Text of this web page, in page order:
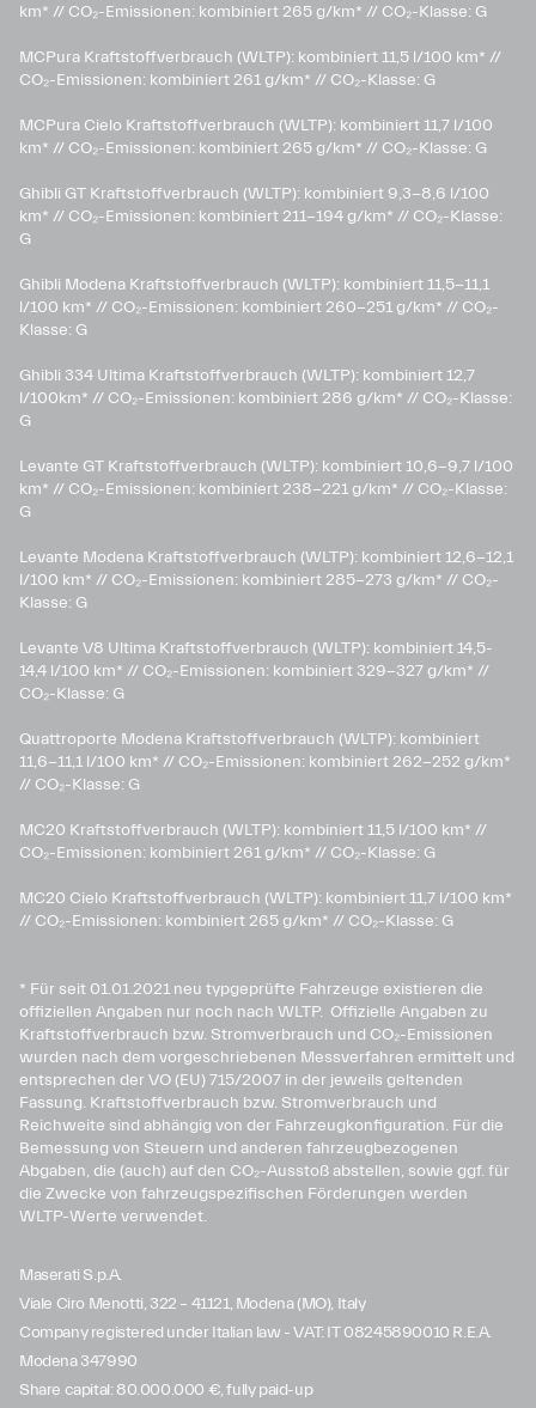
km* // CO₂-Emissionen: kombiniert 265 g/km* // CO₂-Klasse: G
MCPura Kraftstoffverbrauch (WLTP): kombiniert 11,5 l/100 km* //
CO₂-Emissionen: kombiniert 261 g/km* // CO₂-Klasse: G
MCPura Cielo Kraftstoffverbrauch (WLTP): kombiniert 11,7 l/100
km* // CO₂-Emissionen: kombiniert 265 g/km* // CO₂-Klasse: G
Ghibli GT Kraftstoffverbrauch (WLTP): kombiniert 9,3-8,6 l/100
km* // CO₂-Emissionen: kombiniert 211-194 g/km* // CO₂-Klasse:
G
Ghibli Modena Kraftstoffverbrauch (WLTP): kombiniert 11,5-11,1
l/100 km* // CO₂-Emissionen: kombiniert 260-251 g/km*​ // CO₂-
Klasse: G​
Ghibli 334 Ultima Kraftstoffverbrauch (WLTP): kombiniert 12,7
l/100km* // CO₂-Emissionen: kombiniert 286 g/km* // CO₂-Klasse:
G
Levante GT Kraftstoffverbrauch (WLTP): kombiniert 10,6-9,7 l/100
km* // CO₂-Emissionen: kombiniert 238-221 g/km* ​// CO₂-Klasse:
G​
Levante Modena Kraftstoffverbrauch (WLTP): kombiniert 12,6-12,1
l/100 km* // CO₂-Emissionen: kombiniert 285-273 g/km*​ // CO₂-
Klasse: G
​Levante V8 Ultima Kraftstoffverbrauch (WLTP): kombiniert 14,5-
14,4 l/100 km* // CO₂-Emissionen: kombiniert 329-327 g/km* //
CO₂-Klasse: G
Quattroporte Modena Kraftstoffverbrauch (WLTP): kombiniert
11,6-11,1 l/100 km* // CO₂-Emissionen: kombiniert 262-252 g/km*
// CO₂-Klasse: G
MC20 Kraftstoffverbrauch (WLTP): kombiniert 11,5 l/100 km* //
CO₂-Emissionen: kombiniert 261 g/km* // CO₂-Klasse: G
MC20 Cielo Kraftstoffverbrauch (WLTP): kombiniert 11,7 l/100 km*
// CO₂-Emissionen: kombiniert 265 g/km* // CO₂-Klasse: G
* Für seit 01.01.2021 neu typgeprüfte Fahrzeuge existieren die
offiziellen Angaben nur noch nach WLTP. Offizielle Angaben zu
Kraftstoffverbrauch bzw. Stromverbrauch und CO₂-Emissionen
wurden nach dem vorgeschriebenen Messverfahren ermittelt und
entsprechen der VO (EU) 715/2007 in der jeweils geltenden
Fassung. Kraftstoffverbrauch bzw. Stromverbrauch und
Reichweite sind abhängig von der Fahrzeugkonfiguration. Für die
Bemessung von Steuern und anderen fahrzeugbezogenen
Abgaben, die (auch) auf den CO₂-Ausstoß abstellen, sowie ggf. für
die Zwecke von fahrzeugspezifischen Förderungen werden
WLTP-Werte verwendet.
Maserati S.p.A.
Viale Ciro Menotti, 322 – 41121, Modena (MO), Italy
Company registered under Italian law - VAT: IT 08245890010 R.E.A.
Modena 347990
Share capital: 80.000.000 €, fully paid-up